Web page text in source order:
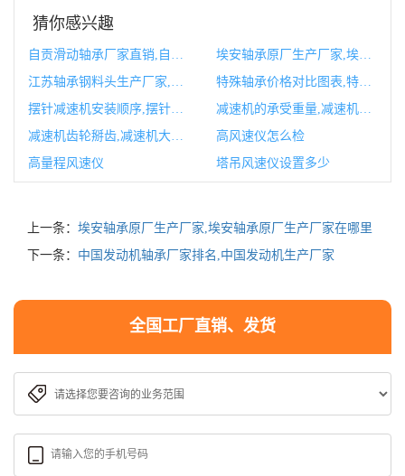
猜你感兴趣
埃安轴承原厂生产厂家,埃安轴承原厂生产厂家在哪里
特殊轴承价格对比图表,特殊轴承的图片
减速机的承受重量,减速机的传动比
高风速仪怎么检
高量程风速仪
塔吊风速仪设置多少
上一条： 埃安轴承原厂生产厂家,埃安轴承原厂生产厂家在哪里
下一条： 中国发动机轴承厂家排名,中国发动机生产厂家
全国工厂直销、发货